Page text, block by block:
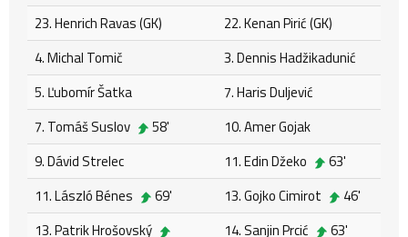
23. Henrich Ravas (GK)
22. Kenan Pirić (GK)
4. Michal Tomič
3. Dennis Hadžikadunić
5. Ľubomír Šatka
7. Haris Duljević
7. Tomáš Suslov
58'
10. Amer Gojak
9. Dávid Strelec
11. Edin Džeko
63'
11. László Bénes
69' 13. Gojko Cimirot
46'
13. Patrik Hrošovský
14. Sanjin Prcić 63'